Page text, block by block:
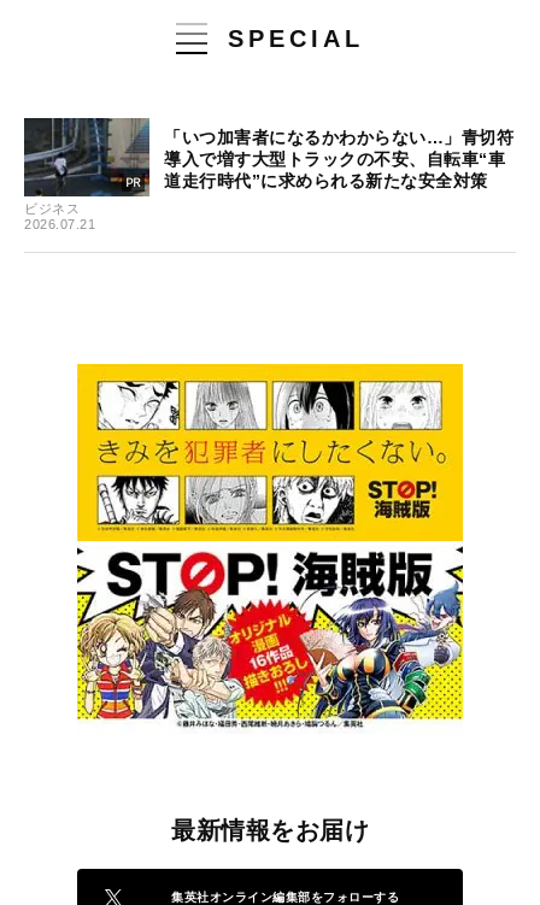
SPECIAL
ビジネス
2026.07.21
「いつ加害者になるかわからない…」青切符
導入で増す大型トラックの不安、自転車“車
道走行時代”に求められる新たな安全対策
最新情報をお届け
集英社オンライン編集部をフォローする